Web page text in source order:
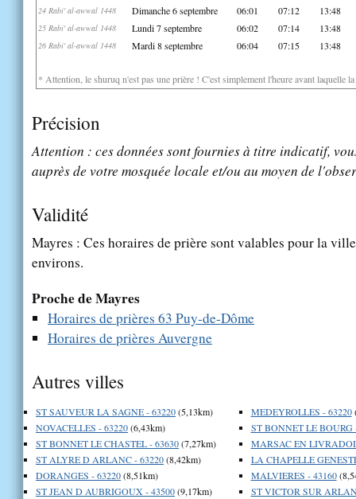
24 Rabi' al-awwal 1448 Dimanche 6 septembre 06:01 07:12 13:48
25 Rabi' al-awwal 1448 Lundi 7 septembre 06:02 07:14 13:48
26 Rabi' al-awwal 1448 Mardi 8 septembre 06:04 07:15 13:48
* Attention, le shuruq n'est pas une prière ! C'est simplement l'heure avant laquelle
Précision
Attention : ces données sont fournies à titre indicatif,
auprès de votre mosquée locale et/ou au moyen de
Validité
Mayres : Ces horaires de prière sont valables pour la
environs.
Proche de Mayres
Horaires de prières 63 Puy-de-Dôme
Horaires de prières Auvergne
Autres villes
ST SAUVEUR LA SAGNE - 63220(5,13km)
NOVACELLES - 63220(6,43km)
ST BONNET LE CHASTEL - 63630(7,27km)
ST ALYRE D ARLANC - 63220(8,42km)
DORANGES - 63220(8,51km)
ST JEAN D AUBRIGOUX - 43500(9,17km)
MEDEYROLLES - 63220
ST BONNET LE BOURG
MARSAC EN
LA CHAPELLE
MALVIERES - 43160
ST VICTOR SUR